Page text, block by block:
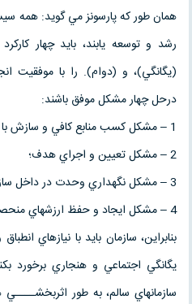
همان طور كه پارسونز مي گويد: همه
رشد و توسعه يابند، بايد چهار
(يگانگي)، و (دوام). را با موفقيت
درحل چهار مشكل موفق باشند:
1 – مشكل كسب منابع كافي و سازش با محيط خود؛
2 – مشكل تعيين و اجراي هدف؛
3 – مشكل نگهداري وحدت در داخل سازمان؛
4 – مشكل ايجاد و حفظ ارزشهاي منحصر سيستم.
بنابراين، سازمان بايد با نيازهاي
يگانگي اجتماعي و هنجاري برخورد
سازمانهاي سالم، به طور